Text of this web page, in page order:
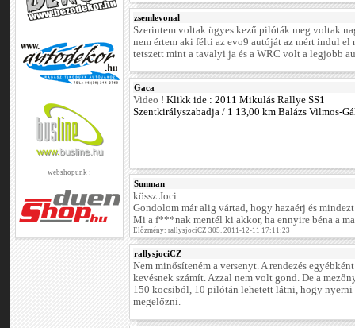
webshopunk :
zsemlevonal
Szerintem voltak ügyes kezű pilóták meg voltak
nem értem aki félti az evo9 autóját az mért indul el
tetszett mint a tavalyi ja és a WRC volt a legjobb
Gaca
Video ! Klikk ide : 2011 Mikulás Rallye SS1
Szentkirályszabadja / 1 13,00 km Balázs Vilmos-
Sunman
kössz Joci
Gondolom már alig vártad, hogy hazaérj és
Mi a f***nak mentél ki akkor, ha ennyire béna a
Előzmény: rallysjociCZ 305. 2011-12-11 17:11:23
rallysjociCZ
Nem minősíteném a versenyt. A rendezés
kevésnek számít. Azzal nem volt gond. De a
150 kocsiból, 10 pilótán lehetett látni, hogy nyerni
megelőzni.